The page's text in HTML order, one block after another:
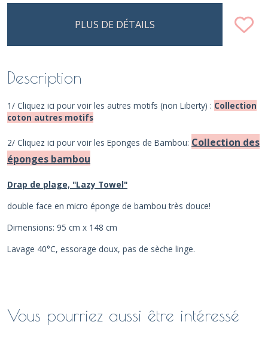
PLUS DE DÉTAILS
Description
1/ Cliquez ici pour voir les autres motifs (non Liberty) : Collection
coton autres motifs
2/ Cliquez ici pour voir les Eponges de Bambou: Collection des
éponges bambou
Drap de plage, "Lazy Towel"
double face en micro éponge de bambou très douce!
Dimensions: 95 cm x 148 cm
Lavage 40°C, essorage doux, pas de sèche linge.
Vous pourriez aussi être intéressé